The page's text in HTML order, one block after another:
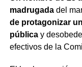
madrugadadel
de protagonizar
públicay
efectivos de la